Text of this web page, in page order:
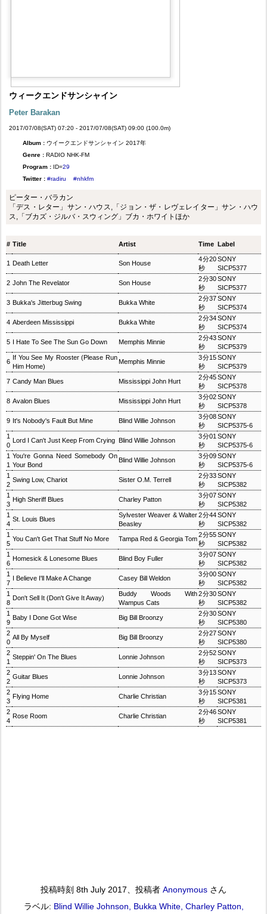
ウィークエンドサンシャイン
Peter Barakan
2017/07/08(SAT) 07:20 - 2017/07/08(SAT) 09:00 (100.0m)
Album : ウイークエンドサンシャイン 2017年
Genre : RADIO NHK-FM
Program : ID=29
Twitter : #radiru #nhkfm
ピーター・バラカン
「デス・レター」サン・ハウス,「ジョン・ザ・レヴェレイター」サン・ハウ
ス,「ブカズ・ジルバ・スウィング」ブカ・ホワイトほか
# Title Artist Time Label
1 Death Letter Son House
4分20
秒
SONY
SICP5377
2 John The Revelator Son House
2分30
秒
SONY
SICP5377
3 Bukka's Jitterbug Swing Bukka White
2分37
秒
SONY
SICP5374
4 Aberdeen Mississippi Bukka White
2分34
秒
SONY
SICP5374
5 I Hate To See The Sun Go Down Memphis Minnie
2分43
秒
SONY
SICP5379
6
If You See My Rooster (Please Run
Him Home)
Memphis Minnie
3分15
秒
SONY
SICP5379
7 Candy Man Blues Mississippi John Hurt
2分45
秒
SONY
SICP5378
8 Avalon Blues Mississippi John Hurt
3分02
秒
SONY
SICP5378
9 It's Nobody's Fault But Mine Blind Willie Johnson
3分08
秒
SONY
SICP5375-6
1
0
Lord I Can't Just Keep From Crying Blind Willie Johnson
3分01
秒
SONY
SICP5375-6
1
1
You're Gonna Need Somebody On
Your Bond
Blind Willie Johnson
3分09
秒
SONY
SICP5375-6
1
2
Swing Low, Chariot Sister O.M. Terrell
2分33
秒
SONY
SICP5382
1
3
High Sheriff Blues Charley Patton
3分07
秒
SONY
SICP5382
1
4
St. Louis Blues
Sylvester Weaver & Walter
Beasley
2分44
秒
SONY
SICP5382
1
5
You Can't Get That Stuff No More Tampa Red & Georgia Tom
2分55
秒
SONY
SICP5382
1
6
Homesick & Lonesome Blues Blind Boy Fuller
3分07
秒
SONY
SICP5382
1
7
I Believe I'll Make A Change Casey Bill Weldon
3分00
秒
SONY
SICP5382
1
8
Don't Sell It (Don't Give It Away)
Buddy Woods With
Wampus Cats
2分30
秒
SONY
SICP5382
1
9
Baby I Done Got Wise Big Bill Broonzy
2分30
秒
SONY
SICP5380
2
0
All By Myself Big Bill Broonzy
2分27
秒
SONY
SICP5380
2
1
Steppin' On The Blues Lonnie Johnson
2分52
秒
SONY
SICP5373
2
2
Guitar Blues Lonnie Johnson
3分13
秒
SONY
SICP5373
2
3
Flying Home Charlie Christian
3分15
秒
SONY
SICP5381
2
4
Rose Room Charlie Christian
2分46
秒
SONY
SICP5381
投稿時刻 8th July 2017 、投稿者 Anonymous さん
ラベル: Blind Willie Johnson Bukka White Charley Patton